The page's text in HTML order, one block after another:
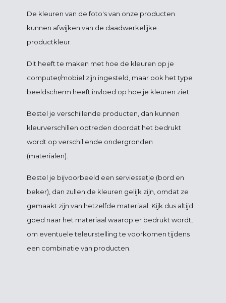
De kleuren van de foto's van onze producten
kunnen afwijken van de daadwerkelijke
productkleur.
Dit heeft te maken met hoe de kleuren op je
computer/mobiel zijn ingesteld, maar ook het type
beeldscherm heeft invloed op hoe je kleuren ziet.
Bestel je verschillende producten, dan kunnen
kleurverschillen optreden doordat het bedrukt
wordt op verschillende ondergronden
(materialen).
Bestel je bijvoorbeeld een serviessetje (bord en
beker), dan zullen de kleuren gelijk zijn, omdat ze
gemaakt zijn van hetzelfde materiaal. Kijk dus altijd
goed naar het materiaal waarop er bedrukt wordt,
om eventuele teleurstelling te voorkomen tijdens
een combinatie van producten.